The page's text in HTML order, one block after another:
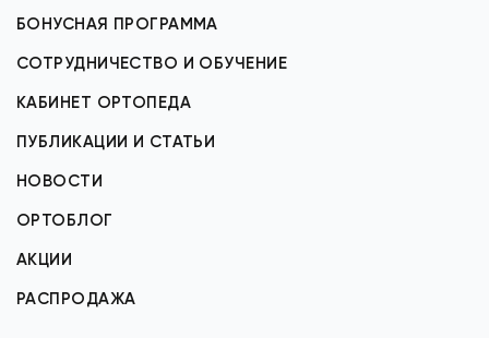
БОНУСНАЯ ПРОГРАММА
СОТРУДНИЧЕСТВО И ОБУЧЕНИЕ
КАБИНЕТ ОРТОПЕДА
ПУБЛИКАЦИИ И СТАТЬИ
НОВОСТИ
ОРТОБЛОГ
АКЦИИ
РАСПРОДАЖА